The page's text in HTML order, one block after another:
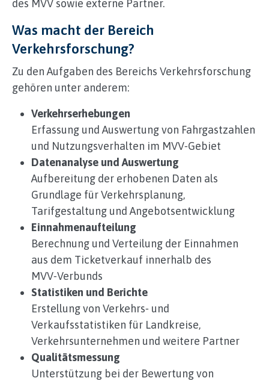
des MVV sowie externe Partner.
Was macht der Bereich
Verkehrsforschung?
Zu den Aufgaben des Bereichs Verkehrsforschung
gehören unter anderem:
Verkehrserhebungen
Erfassung und Auswertung von Fahrgastzahlen
und Nutzungsverhalten im MVV‑Gebiet
Datenanalyse und Auswertung
Aufbereitung der erhobenen Daten als
Grundlage für Verkehrsplanung,
Tarifgestaltung und Angebotsentwicklung
Einnahmenaufteilung
Berechnung und Verteilung der Einnahmen
aus dem Ticketverkauf innerhalb des
MVV‑Verbunds
Statistiken und Berichte
Erstellung von Verkehrs‑ und
Verkaufsstatistiken für Landkreise,
Verkehrsunternehmen und weitere Partner
Qualitätsmessung
Unterstützung bei der Bewertung von